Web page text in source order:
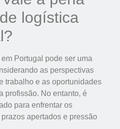
logística
Portugal pode ser uma
as perspectivas
trabalho e as oportunidades
profissão. No entanto, é
para enfrentar os
apertados e pressão